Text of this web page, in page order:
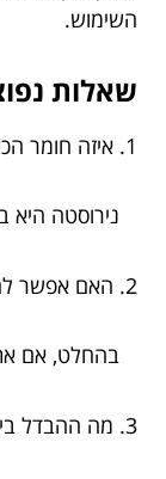
השימוש.
שאלות
1. איזה חומר הכי מומלץ לאביזרי אמבטיה?
נירוסטה היא
2. האם אפשר להשתמש בזכוכית באמבטיה?
בהחלט, אם
3. מה ההבדל בין אביזרי צמודים לקירות לאלה הניידים?